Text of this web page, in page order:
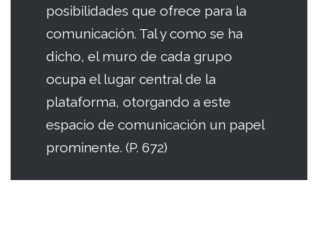
posibilidades que ofrece para la
comunicación. Tal y como se ha
dicho, el muro de cada grupo
ocupa el lugar central de la
plataforma, otorgando a este
espacio de comunicación un papel
prominente. (P. 672)